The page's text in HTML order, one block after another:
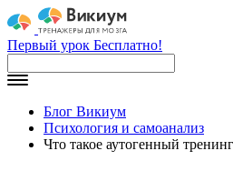
Первый урок Бесплатно!
Блог Викиум
Психология и самоанализ
Что такое аутогенный